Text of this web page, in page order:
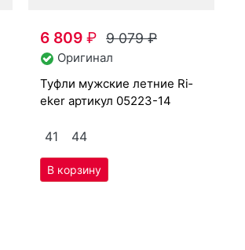
6 809 ₽ 9 079₽
Оригинал
туф­ли мужс­кие лет­ние Ri­
eker артикул 05223-14
41 44